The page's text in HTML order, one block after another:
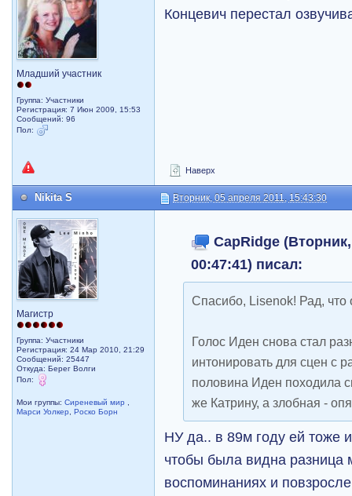
Младший участник
Группа: Участники
Регистрация: 7 Июн 2009, 15:53
Сообщений: 96
Пол:
Концевич перестал
Наверх
Nikita S Вторник, 05 апреля 2011, 15:43:30
Магистр
Группа: Участники
Регистрация: 24 Мар 2010, 21:29
Сообщений: 25447
Откуда: Берег Волги
Пол:
Мои группы:Сиреневый мир
Марси Уолкер
,Роско Борн
CapRidge
00:47:41) писал:
Спасибо, Lisenok! Рад, что
Голос Иден снова стал
интонировать для сцен с
половина Иден походила
же Катрину, а злобная -
НУ да.. в 89м году ей тоже
чтобы была видна разница
воспоминаниях и